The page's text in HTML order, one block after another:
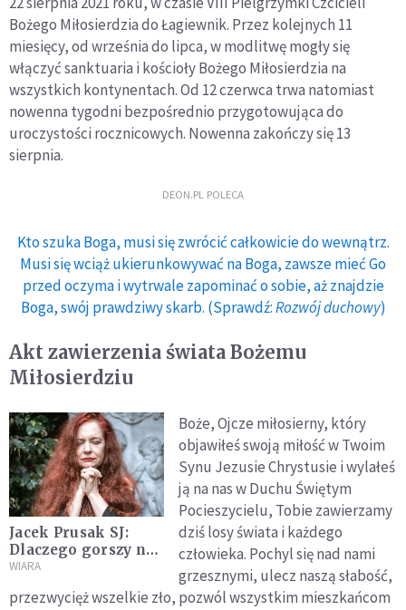
Bożego Miłosierdzia do Łagiewnik. Przez kolejnych 11
miesięcy, od września do lipca, w modlitwę mogły się
włączyć sanktuaria i kościoły Bożego Miłosierdzia na
wszystkich kontynentach. Od 12 czerwca trwa natomiast
nowenna tygodni bezpośrednio przygotowująca do
uroczystości rocznicowych. Nowenna zakończy się 13
sierpnia.
DEON.PL POLECA
Kto szuka Boga, musi się zwrócić całkowicie do wewnątrz.
Musi się wciąż ukierunkowywać na Boga, zawsze mieć Go
przed oczyma i wytrwale zapominać o sobie, aż znajdzie
Boga, swój prawdziwy skarb. (Sprawdź:Rozwój duchowy)
Akt zawierzenia świata Bożemu
Miłosierdziu
Jacek Prusak SJ:
Dlaczego gorszy nas
i niepokoi
WIARA
Boże, Ojcze miłosierny, który
objawiłeś swoją miłość w Twoim
Synu Jezusie Chrystusie i wylałeś
ją na nas w Duchu Świętym
Pocieszycielu, Tobie zawierzamy
dziś losy świata i każdego
człowieka. Pochyl się nad nami
grzesznymi, ulecz naszą słabość,
przezwycięż wszelkie zło, pozwól wszystkim mieszkańcom